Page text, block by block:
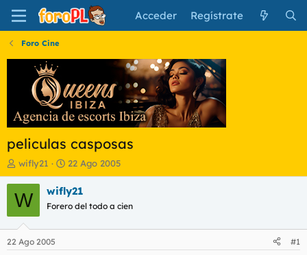
Acceder Regístrate
Foro Cine
peliculas casposas
I
n
i
c
a
d
o
wifly21
F
e
c
h
a
i
22 Ago 2005
W wifly21
Forero del todo a cien
22 Ago 2005 #1